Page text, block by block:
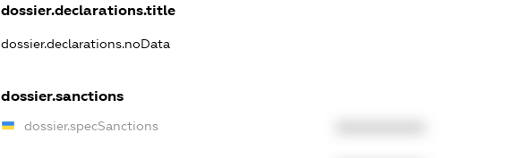
dossier.declarations.title
dossier.declarations.noData
dossier.sanctions
dossier.specSanctions